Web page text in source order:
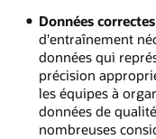
Données
d'entraînement
données qui
précision
les équipes à
données de
nombreuses